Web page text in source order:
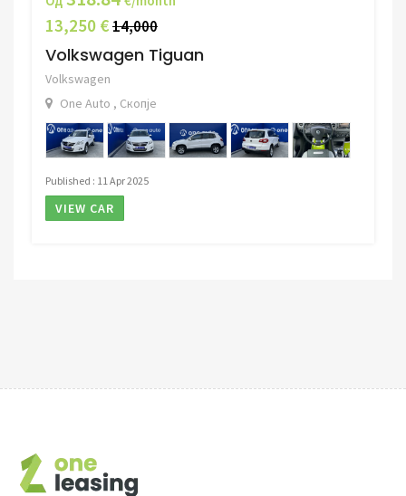
13,250 €14,000
Volkswagen Tiguan
Volkswagen
One Auto , Скопје
Published : 11 Apr 2025
VIEW CAR